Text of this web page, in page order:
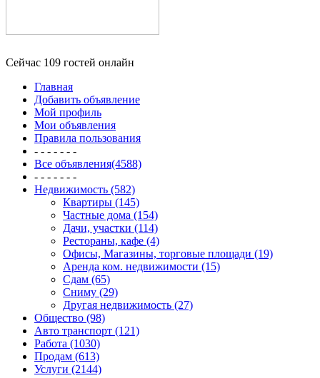
Сейчас 109 гостей онлайн
Главная
Добавить объявление
Мой профиль
Мои объявления
Правила пользования
- - - - - - -
Все объявления(4588)
- - - - - - -
Недвижимость (582)
Квартиры (145)
Частные дома (154)
Дачи, участки (114)
Рестораны, кафе (4)
Офисы, Магазины, торговые площади (19)
Аренда ком. недвижимости (15)
Сдам (65)
Сниму (29)
Другая недвижимость (27)
Общество (98)
Авто транспорт (121)
Работа (1030)
Продам (613)
Услуги (2144)